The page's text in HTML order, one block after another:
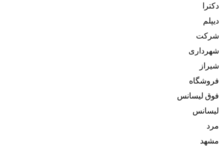
دکترا
دیپلم
شرکت
شهرداری
شیراز
فروشگاه
فوق لیسانس
لیسانس
مرد
مشهد